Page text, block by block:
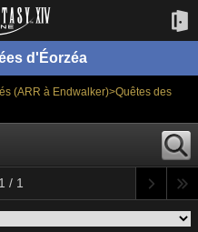
d'Éorzéa
(ARR à Endwalker)>Quêtes des
/ 1